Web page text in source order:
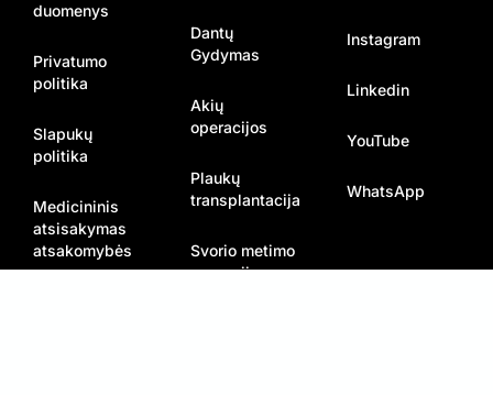
duomenys
Privatumo
politika
Slapukų
politika
Medicininis
atsisakymas
atsakomybės
Dantų
Gydymas
Akių
operacijos
Plaukų
transplantacija
Svorio metimo
operacijos
Instagram
Linkedin
YouTube
WhatsApp